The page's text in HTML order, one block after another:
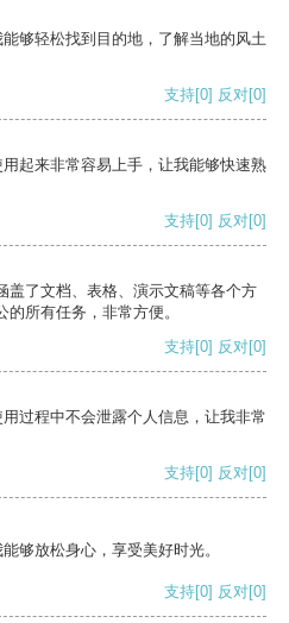
够轻松找到目的地，了解当地的风土
支持[0] 反对[0]
起来非常容易上手，让我能够快速熟
支持[0] 反对[0]
盖了文档、表格、演示文稿等各个方
所有任务，非常方便。
支持[0] 反对[0]
过程中不会泄露个人信息，让我非常
支持[0] 反对[0]
够放松身心，享受美好时光。
支持[0] 反对[0]